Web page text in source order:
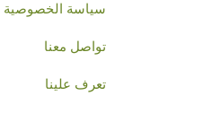
سياسة الخصوصية
تواصل معنا
تعرف علينا